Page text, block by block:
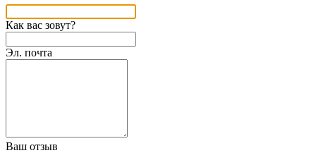
Как вас зовут?
Эл. почта
Ваш отзыв